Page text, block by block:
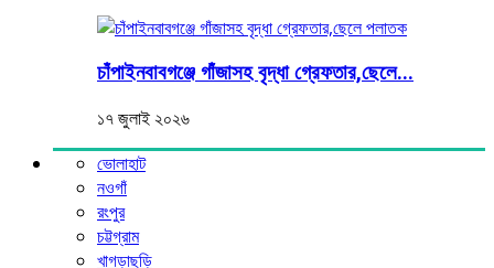
চাঁপাইনবাবগঞ্জে গাঁজাসহ বৃদ্ধা গ্রেফতার,ছেলে...
১৭ জুলাই ২০২৬
ভোলাহাট
নওগাঁ
রংপুর
চট্টগ্রাম
খাগড়াছড়ি